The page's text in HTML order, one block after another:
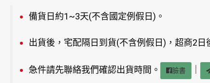
備貨日約1~3天(不含國定例假日)。
出貨後，宅配隔日到貨(不含例假日)，超商2日
急件請先聯絡我們確認出貨時間。 臉書